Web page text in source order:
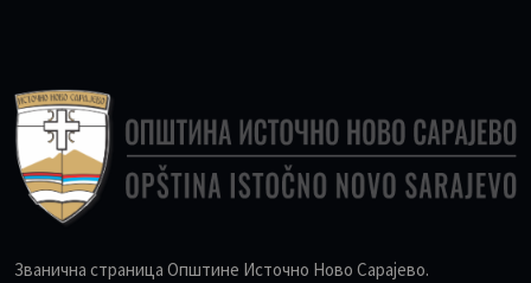
Званична страница Општине Источно Ново Сарајево.